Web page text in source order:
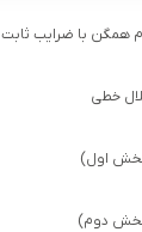
همگن با ضرایب ثابت
خطی
اول)
دوم)